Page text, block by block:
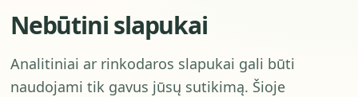
Nebūtini slapukai
Analitiniai ar rinkodaros slapukai gali būti
naudojami tik gavus jūsų sutikimą. Šioje